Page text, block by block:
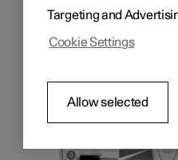
Targeting and
Cookie Settings
Allow selected